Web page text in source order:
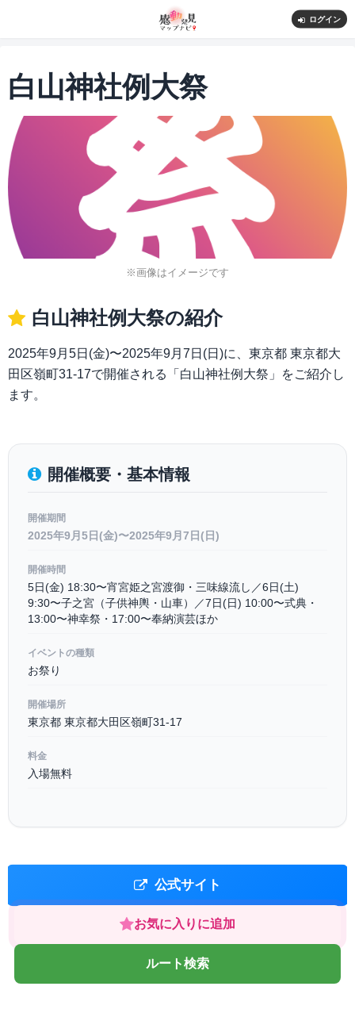
ログイン
白山神社例大祭
※画像はイメージです
白山神社例大祭の紹介
2025年9月5日(金)〜2025年9月7日(日)に、東京都 東京都大
田区嶺町31-17で開催される「白山神社例大祭」をご紹介し
ます。
開催概要・基本情報
開催期間
2025年9月5日(金)〜2025年9月7日(日)
開催時間
5日(金) 18:30〜宵宮姫之宮渡御・三味線流し／6日(土)
9:30〜子之宮（子供神輿・山車）／7日(日) 10:00〜式典・
13:00〜神幸祭・17:00〜奉納演芸ほか
イベントの種類
お祭り
開催場所
東京都 東京都大田区嶺町31-17
料金
入場無料
公式サイト
お気に入りに追加
ルート検索